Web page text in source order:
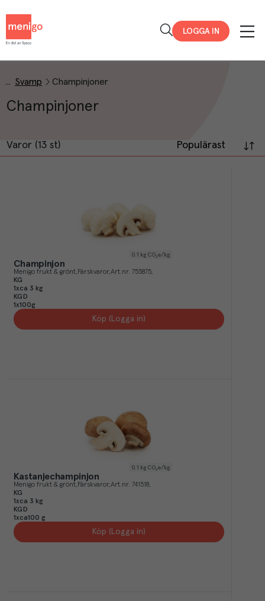
LOGGA IN
Svamp Champinjoner
Champinjoner
Varor (13 st) Populärast
0.1 kg CO₂e/kg
Champinjon
Menigo frukt & grönt Färskvaror Art.nr. 755875
KG
1xca 3 kg
KGD
1x100g
Köp (Logga in)
0.1 kg CO₂e/kg
Kastanjechampinjon
Menigo frukt & grönt Färskvaror Art.nr. 741518
KG
1xca 3 kg
KGD
1xca100 g
Köp (Logga in)